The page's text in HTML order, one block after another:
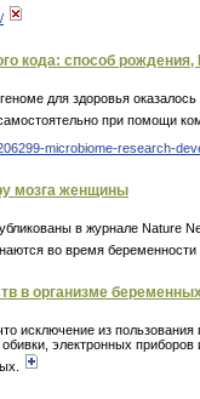
кода: способ
для здоровья
при помощи
microbiome-research-
мозга женщины
в журнале
во время
в организме
исключение из
электронных